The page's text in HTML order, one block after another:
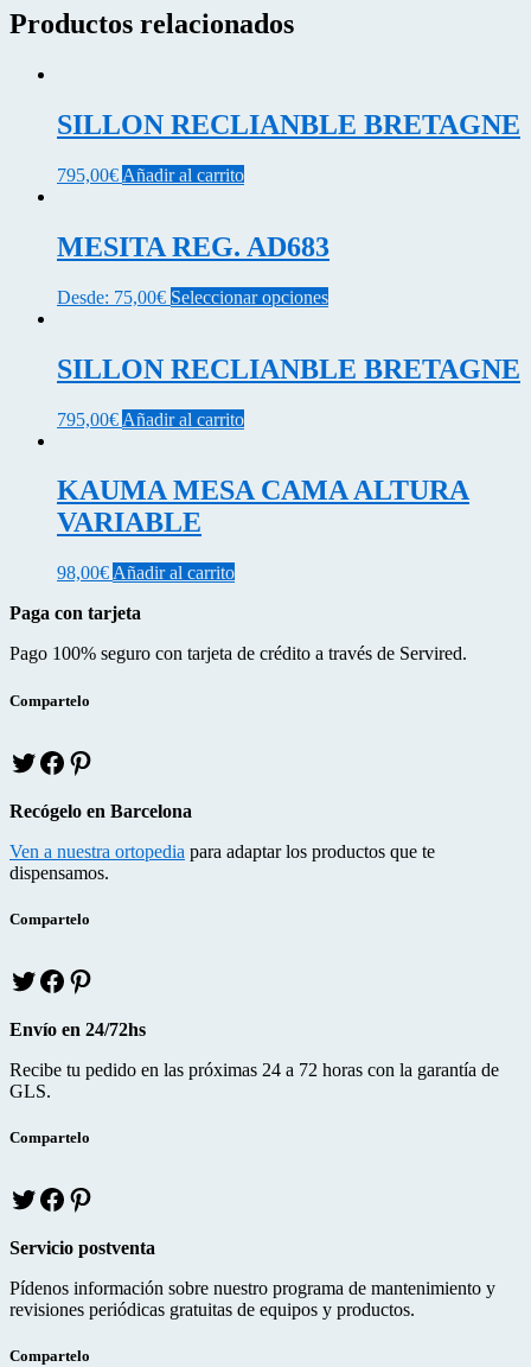
Productos relacionados
SILLON RECLIANBLE BRETAGNE
795,00€ Añadir al carrito
MESITA REG. AD683
Desde: 75,00€ Seleccionar opcionesEste
múltiples
variantes.
elegir
en
SILLON RECLIANBLE BRETAGNE
795,00€ Añadir al carrito
KAUMA MESA CAMA ALTURA
VARIABLE
98,00€ Añadir al carrito
Paga con tarjeta
Pago 100% seguro con tarjeta de crédito a través de Servired.
Compartelo
T
w
t
e
r
f
c
e
o
o
t
e
r
e
Recógelo en Barcelona
Ven a nuestra ortopedia para adaptar los productos que te
dispensamos.
Compartelo
T
w
t
t
e
r
f
e
b
o
n
t
r
Envío en 24/72hs
Recibe tu pedido en las próximas 24 a 72 horas con la garantía de
GLS.
Compartelo
T
w
t
e
r
f
e
o
o
t
e
r
e
Servicio postventa
Pídenos información sobre nuestro programa de mantenimiento y
revisiones periódicas gratuitas de equipos y productos.
Compartelo